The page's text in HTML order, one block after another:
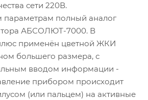
сети 220В.
параметрам полный аналог
АБСОЛЮТ-7000. В
применён цветной ЖКИ
большего размера, с
вводом информации -
прибором происходит
(или пальцем) на активные